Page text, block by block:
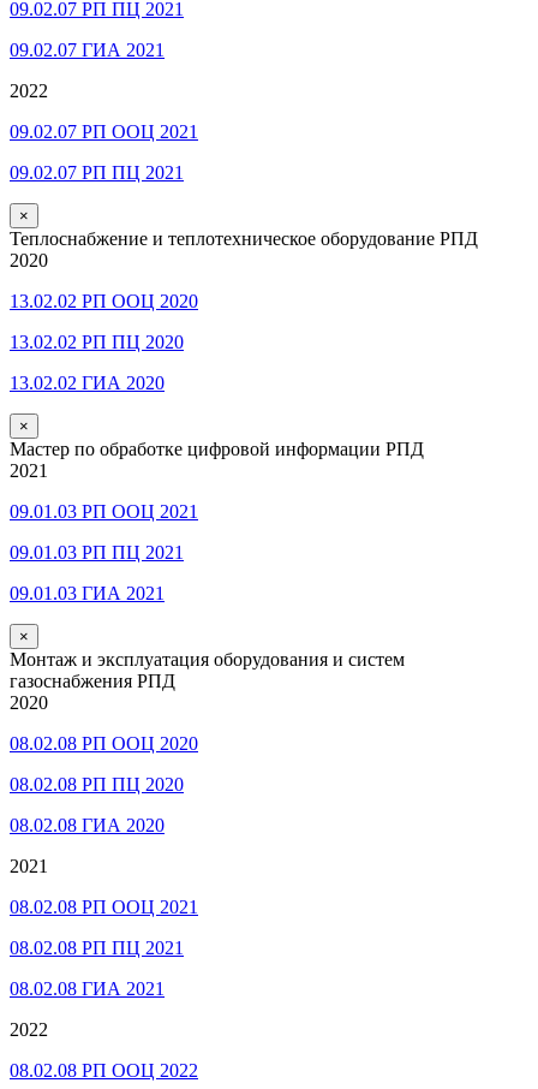
09.02.07 РП ПЦ 2021
09.02.07 ГИА 2021
2022
09.02.07 РП ООЦ 2021
09.02.07 РП ПЦ 2021
×
Теплоснабжение и теплотехническое оборудование РПД
2020
13.02.02 РП ООЦ 2020
13.02.02 РП ПЦ 2020
13.02.02 ГИА 2020
×
Мастер по обработке цифровой информации РПД
2021
09.01.03 РП ООЦ 2021
09.01.03 РП ПЦ 2021
09.01.03 ГИА 2021
×
Монтаж и эксплуатация оборудования и систем
газоснабжения РПД
2020
08.02.08 РП ООЦ 2020
08.02.08 РП ПЦ 2020
08.02.08 ГИА 2020
2021
08.02.08 РП ООЦ 2021
08.02.08 РП ПЦ 2021
08.02.08 ГИА 2021
2022
08.02.08 РП ООЦ 2022